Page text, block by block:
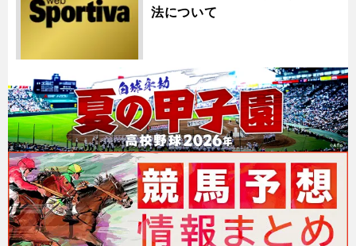
法について